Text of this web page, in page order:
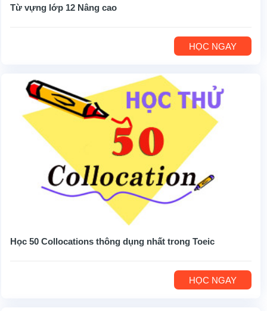
Từ vựng lớp 12 Nâng cao
HỌC NGAY
Học 50 Collocations thông dụng nhất trong Toeic
HỌC NGAY